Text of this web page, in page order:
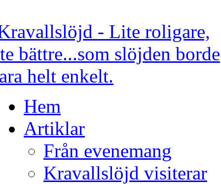
Hem
Artiklar
Från evenemang
Kravallslöjd visiterar